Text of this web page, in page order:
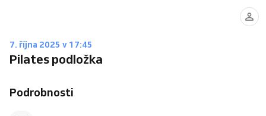
7. října 2025 v 17:45
Pilates podložka
Podrobnosti